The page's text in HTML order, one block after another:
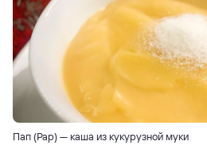
Пап (Pap) — каша из кукурузной муки